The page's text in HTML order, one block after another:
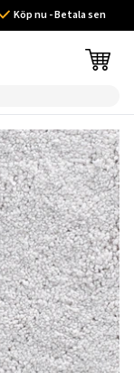
Köp nu - Betala sen